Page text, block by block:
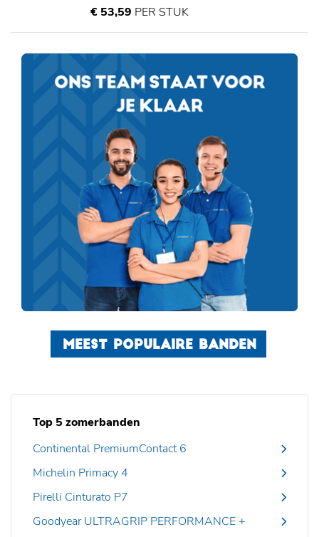
€ 53,59 PER STUK
MEEST POPULAIRE BANDEN
Top 5 zomerbanden
Continental PremiumContact 6
Michelin Primacy 4
Pirelli Cinturato P7
Goodyear ULTRAGRIP PERFORMANCE +